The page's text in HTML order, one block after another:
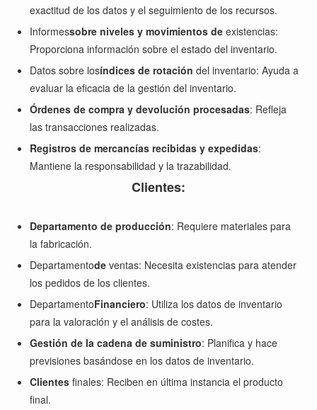
exactitud de los datos y el seguimiento de los recursos.
Informessobre niveles y movimientos de existencias:
Proporciona información sobre el estado del inventario.
Datos sobre losíndices de rotación del inventario: Ayuda a
evaluar la eficacia de la gestión del inventario.
Órdenes de compra y devolución procesadas: Refleja
las transacciones realizadas.
Registros de mercancías recibidas y expedidas:
Mantiene la responsabilidad y la trazabilidad.
Clientes:
Departamento de producción: Requiere materiales para
la fabricación.
Departamentode ventas: Necesita existencias para atender
los pedidos de los clientes.
DepartamentoFinanciero: Utiliza los datos de inventario
para la valoración y el análisis de costes.
Gestión de la cadena de suministro: Planifica y hace
previsiones basándose en los datos de inventario.
Clientes finales: Reciben en última instancia el producto
final.